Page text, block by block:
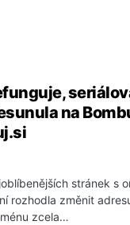
na
stránek s
rozhodla změnit
zcela…